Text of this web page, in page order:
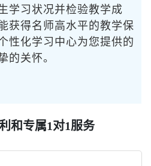
学习状况并检验教学成
获得名师高水平的教学保
性化学习中心为您提供的
的关怀。
和专属1对1服务